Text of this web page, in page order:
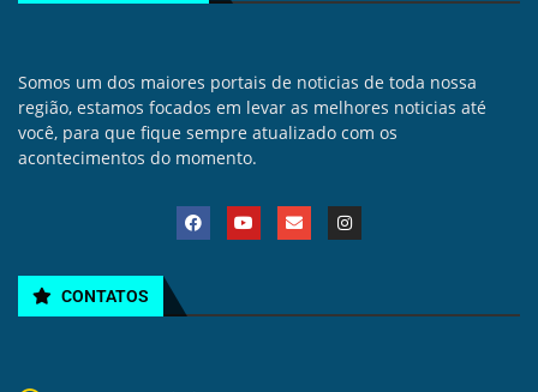
Somos um dos maiores portais de noticias de toda nossa
região, estamos focados em levar as melhores noticias até
você, para que fique sempre atualizado com os
acontecimentos do momento.
CONTATOS